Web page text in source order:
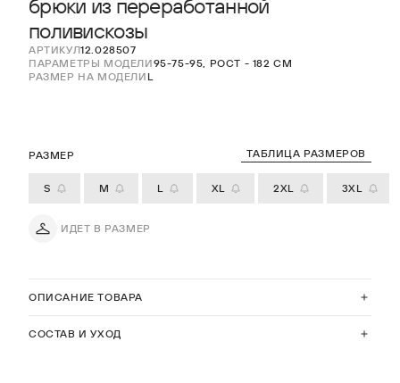
поливискозы
АРТИКУЛ12.028507
ПАРАМЕТРЫ МОДЕЛИ95-75-95, РОСТ - 182 СМ
РАЗМЕР НА МОДЕЛИ L
ОПИСАНИЕ ТОВАРА
СОСТАВ И УХОД
РАЗМЕР ТАБЛИЦА РАЗМЕРОВ
S M L XL 2XL 3XL
ИДЕТ В РАЗМЕР